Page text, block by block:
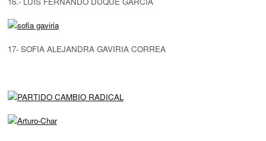
17- SOFIA ALEJANDRA GAVIRIA CORREA